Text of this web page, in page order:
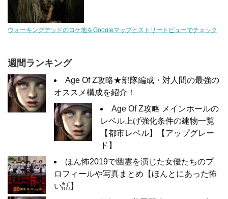
ウォーキングデッドのロケ地をGoogleマップとストリートビューでチェック
週間ランキング
Age Of Z攻略★部隊編成・対人間の最強の
オススメ構成を紹介！
Age Of Z攻略 メインホールの
レベル上げ強化条件の建物一覧
【都市レベル】【アップグレー
ド】
ほん怖2019で幽霊を演じた女優たちのプ
ロフィールや写真まとめ【ほんとにあった怖
い話】